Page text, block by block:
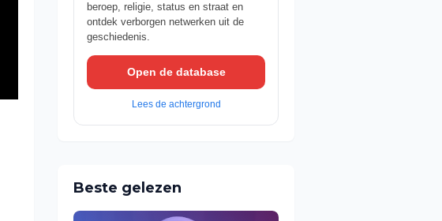
beroep, religie, status en straat en
ontdek verborgen netwerken uit de
geschiedenis.
Open de database
Lees de achtergrond
Beste gelezen